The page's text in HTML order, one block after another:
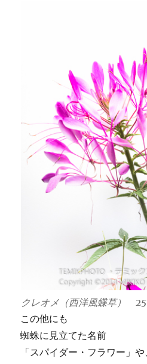
クレオメ（西洋風蝶草）
この他にも
蜘蛛に見立てた名前
「スパイダー・フラワー」や